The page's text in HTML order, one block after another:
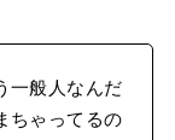
一般人なんだ
ちゃってるの